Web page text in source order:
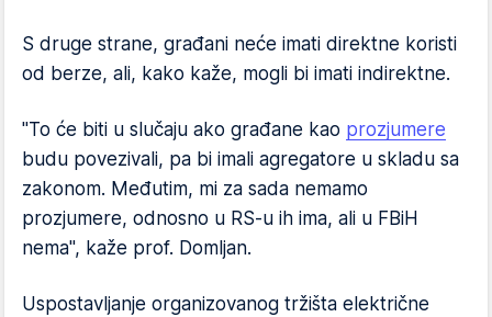
S druge strane, građani neće imati direktne koristi
od berze, ali, kako kaže, mogli bi imati indirektne.
"To će biti u slučaju ako građane kao prozjumere
budu povezivali, pa bi imali agregatore u skladu sa
zakonom. Međutim, mi za sada nemamo
prozjumere, odnosno u RS-u ih ima, ali u FBiH
nema", kaže prof. Domljan.
Uspostavljanje organizovanog tržišta električne